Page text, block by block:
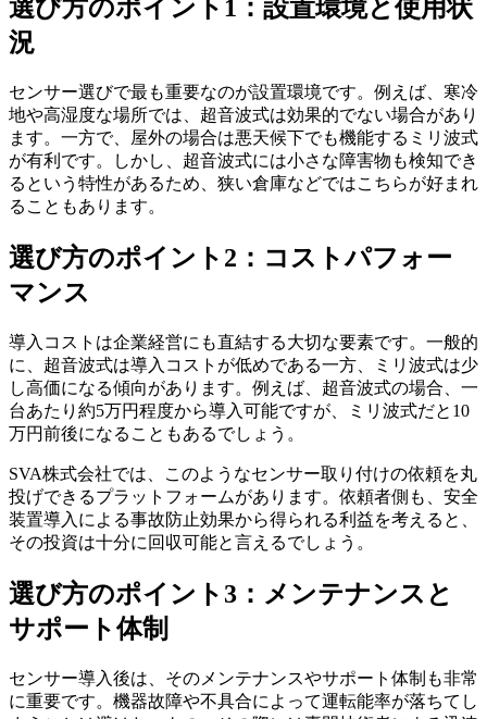
選び方のポイント1：設置環境と使用状
況
センサー選びで最も重要なのが設置環境です。例えば、寒冷
地や高湿度な場所では、超音波式は効果的でない場合があり
ます。一方で、屋外の場合は悪天候下でも機能するミリ波式
が有利です。しかし、超音波式には小さな障害物も検知でき
るという特性があるため、狭い倉庫などではこちらが好まれ
ることもあります。
選び方のポイント2：コストパフォー
マンス
導入コストは企業経営にも直結する大切な要素です。一般的
に、超音波式は導入コストが低めである一方、ミリ波式は少
し高価になる傾向があります。例えば、超音波式の場合、一
台あたり約5万円程度から導入可能ですが、ミリ波式だと10
万円前後になることもあるでしょう。
SVA株式会社では、このようなセンサー取り付けの依頼を丸
投げできるプラットフォームがあります。依頼者側も、安全
装置導入による事故防止効果から得られる利益を考えると、
その投資は十分に回収可能と言えるでしょう。
選び方のポイント3：メンテナンスと
サポート体制
センサー導入後は、そのメンテナンスやサポート体制も非常
に重要です。機器故障や不具合によって運転能率が落ちてし